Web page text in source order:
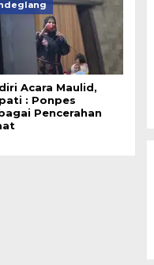
Acara Maulid,
: Ponpes
Pencerahan